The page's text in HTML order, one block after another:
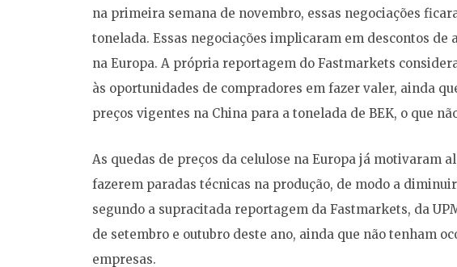
na primeira semana de novembro, essas negociações
tonelada. Essas negociações implicaram em descontos
na Europa. A própria reportagem do Fastmarkets
às oportunidades de compradores em fazer valer, ainda
preços vigentes na China para a tonelada de BEK, o que
As quedas de preços da celulose na Europa já motivaram
fazerem paradas técnicas na produção, de modo a
segundo a supracitada reportagem da Fastmarkets, da
de setembro e outubro deste ano, ainda que não tenham
empresas.